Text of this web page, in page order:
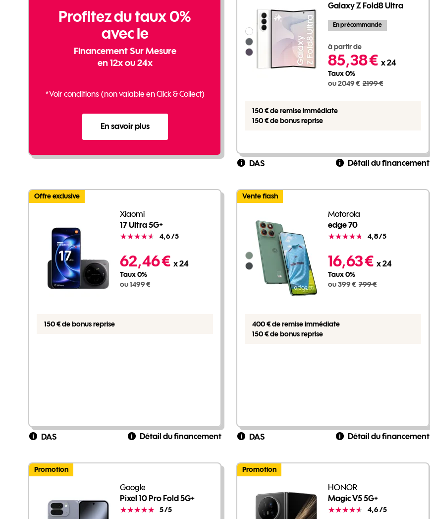
Profitez du taux 0%
avec le
Financement Sur Mesure
en 12x ou 24x
*Voir conditions (non valable en Click & Collect)
En savoir plus
Groupe de couleurs disponibles non sélectionnables
Galaxy Z Fold8 Ultra
En précommande
2049 euros au lieu de 2199 euros
à partir de
85,38 € x 24
Taux 0%
ou 2049 € 2199 €
150 € de remise immédiate
150 € de bonus reprise
DAS Détail du financement
Offre exclusive
Xiaomi
17 Ultra 5G+
Note
4,6/5
62,46 € x 24
Taux 0%
ou 1499 €
150 € de bonus reprise
DAS Détail du financement
Vente flash
Groupe de couleurs disponibles non sélectionnables
Motorola
edge 70
Note
4,8/5
16,63 € x 24
Taux 0%
ou 399 € 799 €
400 € de remise immédiate
150 € de bonus reprise
DAS Détail du financement
Promotion
Google
Pixel 10 Pro Fold 5G+
Note
5/5
Promotion
HONOR
Magic V5 5G+
Note
4,6/5